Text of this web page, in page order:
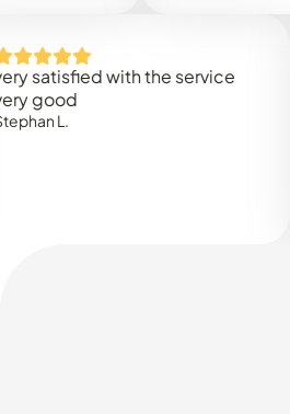
with the service
It